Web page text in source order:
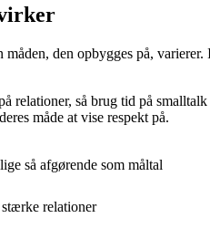
den opbygges på,
så brug tid på
måde at vise respekt på.
så afgørende som måltal
relationer